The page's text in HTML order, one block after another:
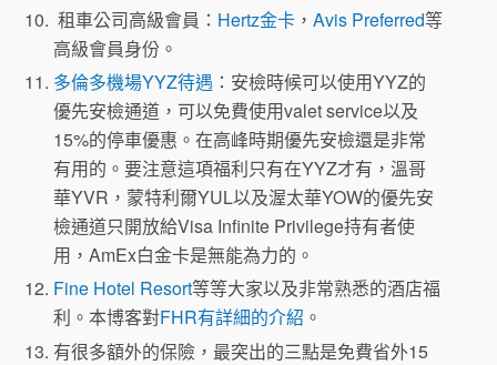
租車公司高級會員： Hertz金卡 ，Avis Preferred等
高級會員身份。
多倫多機場YYZ待遇 ：安檢時候可以使用YYZ的
優先安檢通道，可以免費使用valet service以及
15%的停車優惠。在高峰時期優先安檢還是非常
有用的。要注意這項福利只有在YYZ才有，溫哥
華YVR，蒙特利爾YUL以及渥太華YOW的優先安
檢通道只開放給Visa Infinite Privilege持有者使
用，AmEx白金卡是無能為力的。
Fine Hotel Resort等等大家以及非常熟悉的酒店福
利。本博客對FHR有詳細的介紹 。
有很多額外的保險，最突出的三點是免費省外15